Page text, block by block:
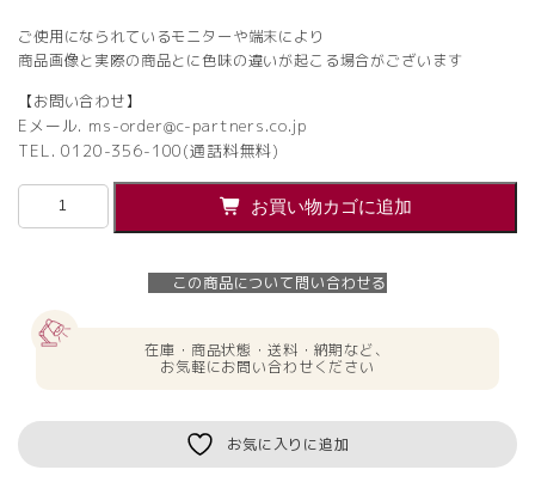
ご使用になられているモニターや端末により
商品画像と実際の商品とに色味の違いが起こる場合がございます
【お問い合わせ】
Eメール. ms-order@c-partners.co.jp
TEL. 0120-356-100(通話料無料)
【法
シ
リ
お買い物カゴに追加
この商品について問い合わせる
在庫・商品状態・送料・納期など、
お気軽にお問い合わせください
お気に入りに追加